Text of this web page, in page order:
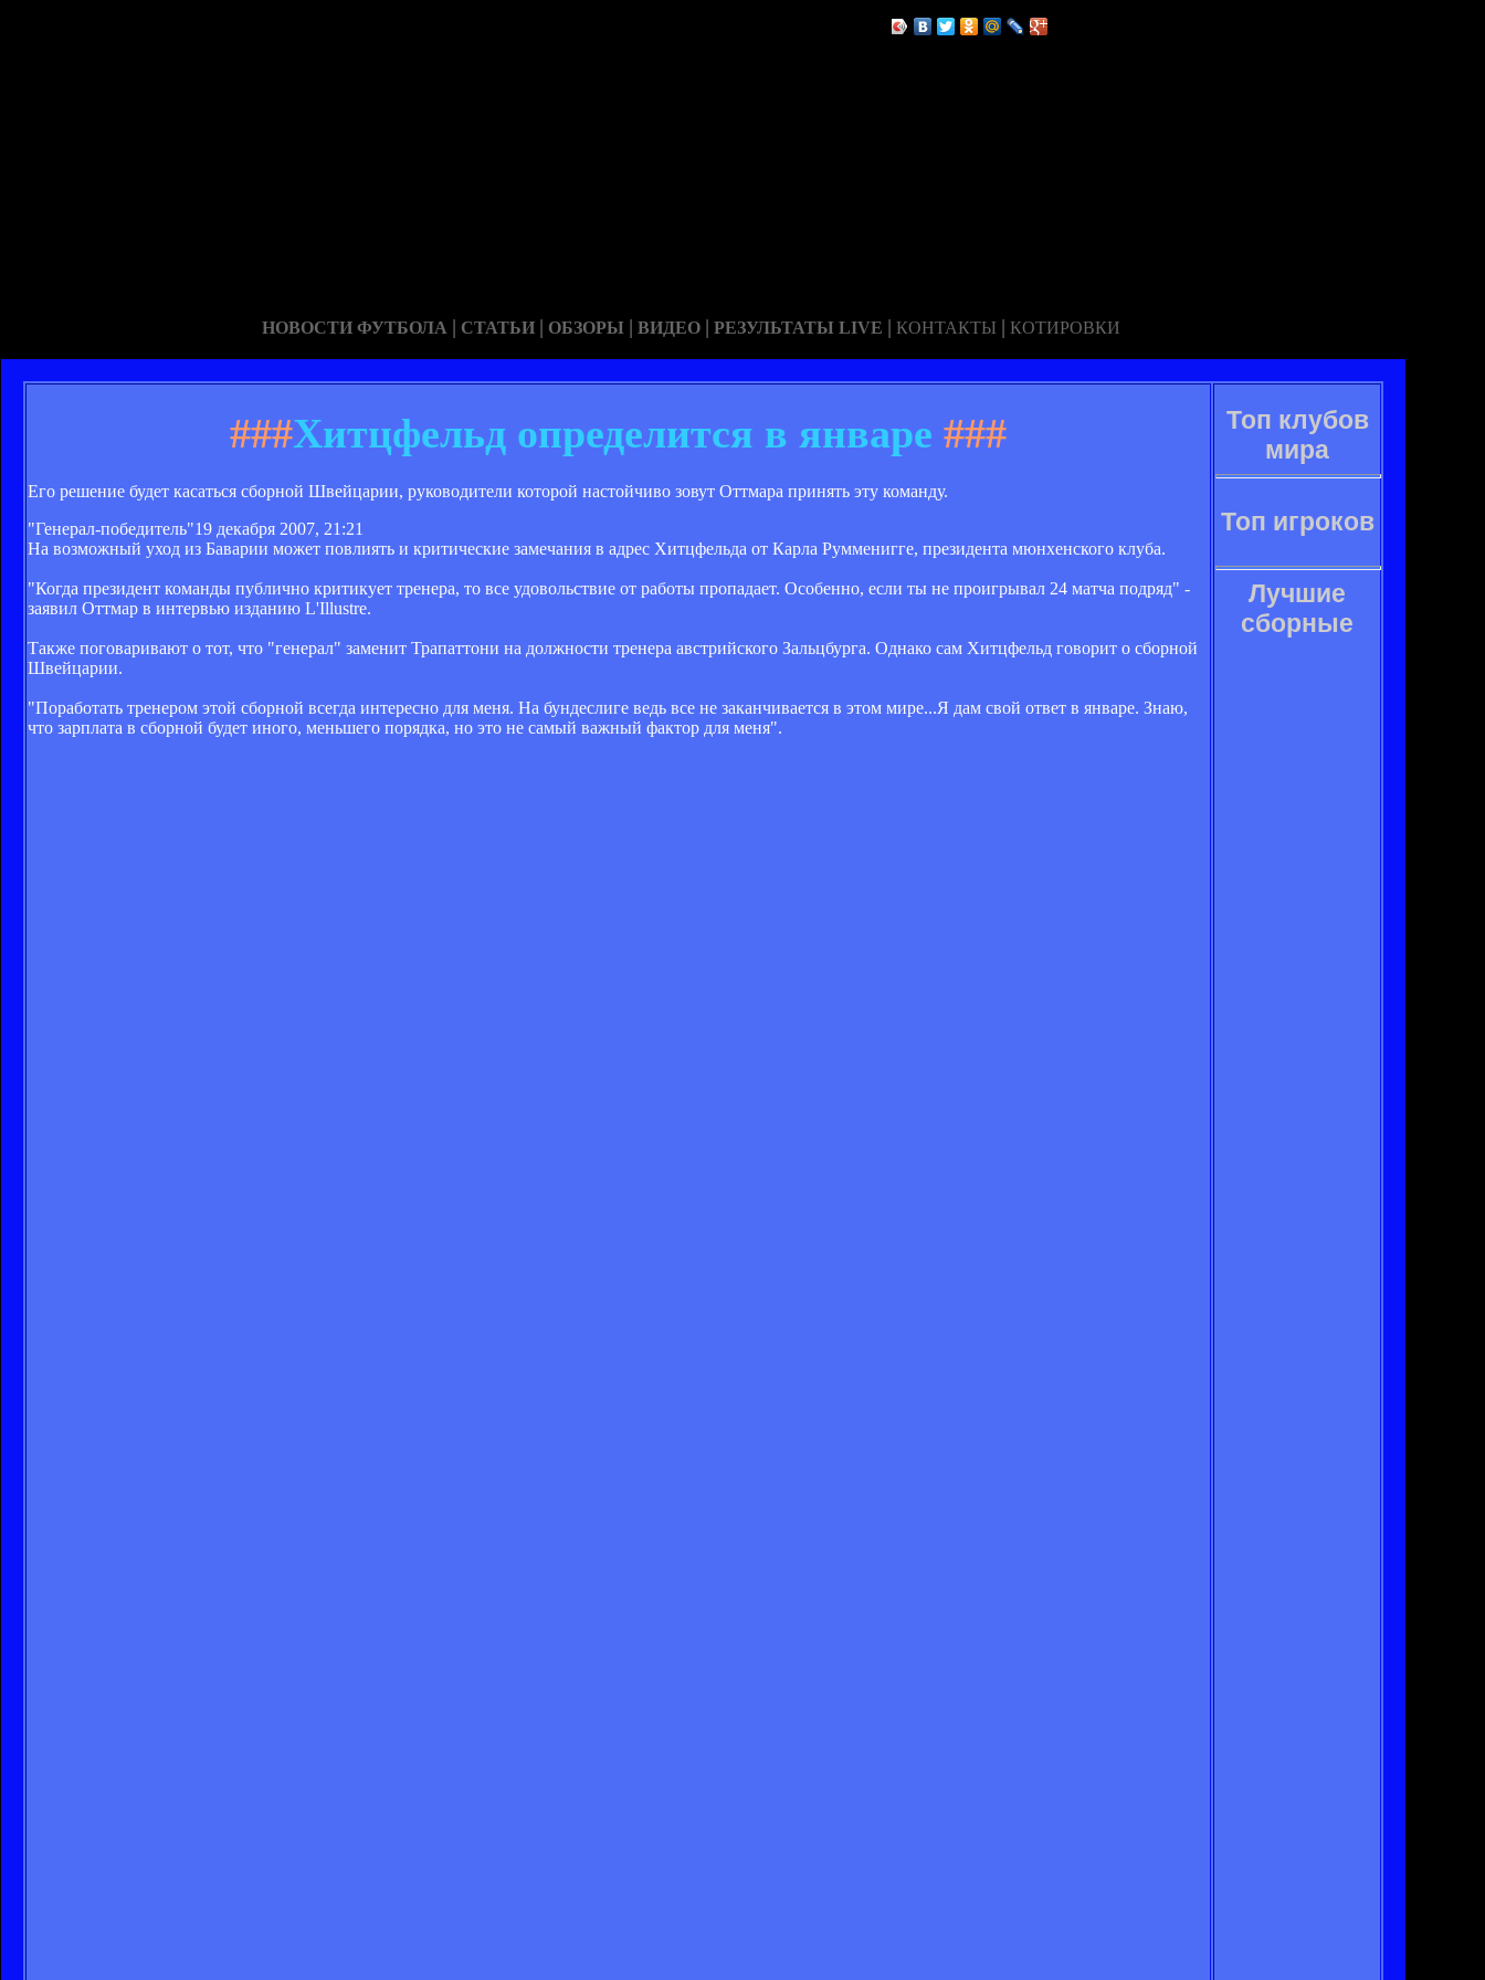
НОВОСТИ ФУТБОЛА | СТАТЬИ | ОБЗОРЫ | ВИДЕО | РЕЗУЛЬТАТЫ LIVE | КОНТАКТЫ | КОТИРОВКИ
###Хитцфельд определится в январе ###
Его решение будет касаться сборной Швейцарии, руководители которой настойчиво зовут Оттмара принять эту команду.
"Генерал-победитель"19 декабря 2007, 21:21
На возможный уход из Баварии может повлиять и критические замечания в адрес Хитцфельда от Карла Румменигге, президента мюнхенского клуба.
"Когда президент команды публично критикует тренера, то все удовольствие от работы пропадает. Особенно, если ты не проигрывал 24 матча подряд" -
заявил Оттмар в интервью изданию L'Illustre.
Также поговаривают о тот, что "генерал" заменит Трапаттони на должности тренера австрийского Зальцбурга. Однако сам Хитцфельд говорит о сборной
Швейцарии.
"Поработать тренером этой сборной всегда интересно для меня. На бундеслиге ведь все не заканчивается в этом мире...Я дам свой ответ в январе. Знаю,
что зарплата в сборной будет иного, меньшего порядка, но это не самый важный фактор для меня".
Топ клубов
мира
Топ игроков
Лучшие
сборные